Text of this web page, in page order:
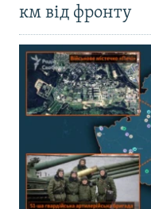
км від фронту